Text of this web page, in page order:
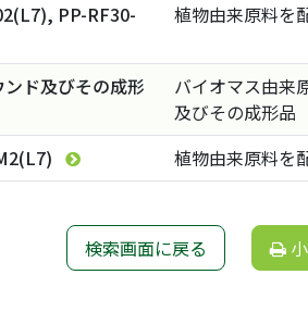
PP-RF30-
植物由来原料を
ド及びその成形
バイオマス由来
及びその成形品
植物由来原料を
検索画面に戻る